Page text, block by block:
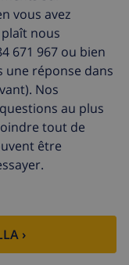
$US/HOUR)
total
vous avez
nous
671 967 ou bien
réponse dans
Nos
au plus
tout de
être
›